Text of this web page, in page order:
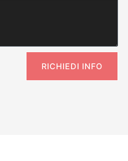
RICHIEDI INFO